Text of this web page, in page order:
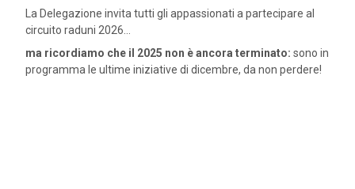
La Delegazione invita tutti gli appassionati a partecipare al
circuito raduni 2026…
ma ricordiamo che il 2025 non è ancora terminato: sono in
programma le ultime iniziative di dicembre, da non perdere!